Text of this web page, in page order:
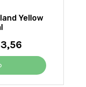
Yellow
precio
es: